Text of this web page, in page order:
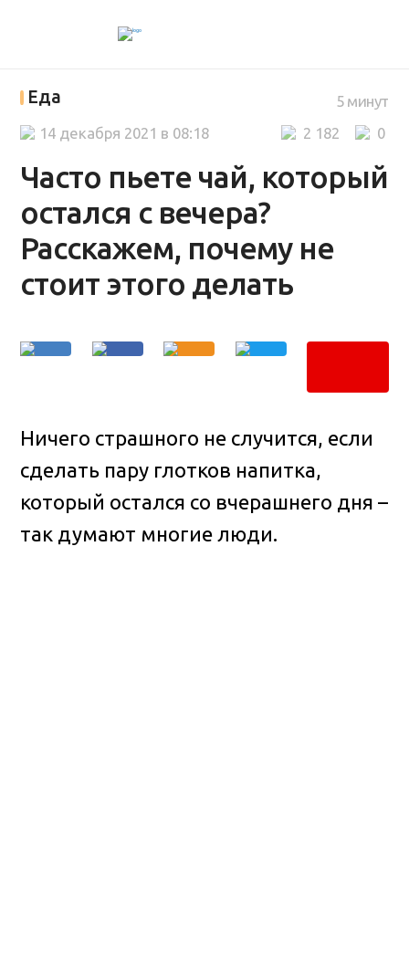
Еда
Часто пьете чай, который
остался с вечера?
Расскажем, почему не
стоит этого делать
5 минут
0
2 182
14 декабря 2021 в 08:18
Ничего страшного не случится, если
сделать пару глотков напитка,
который остался со вчерашнего дня –
так думают многие люди.